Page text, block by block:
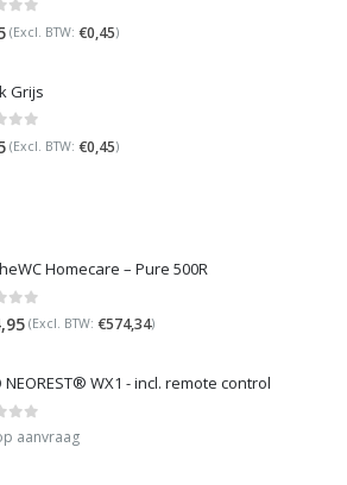
(Excl. BTW: €0,45)
Grijs
(Excl. BTW: €0,45)
Homecare – Pure 500R
(Excl. BTW: €574,34)
NEOREST® WX1 - incl. remote control
of 5
aanvraag